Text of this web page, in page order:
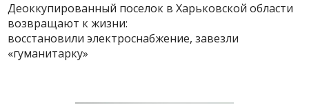
Деоккупированный поселок в Харьковской области
возвращают к жизни:
восстановили электроснабжение, завезли
«гуманитарку»